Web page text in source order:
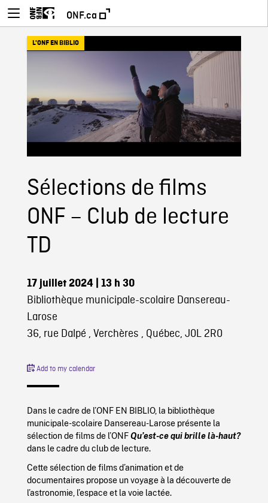
ONF.ca
L'ONF EN BIBLIO
Sélections de films
ONF – Club de lecture
TD
17 juillet 2024| 13 h 30
Bibliothèque municipale-scolaire Dansereau-
Larose
36, rue Dalpé , Verchères , Québec, J0L 2R0
Add to my calendar
Dans le cadre de l’ONF EN BIBLIO, la bibliothèque
municipale-scolaire Dansereau-Larose présente la
sélection de films de l’ONFQu’est-ce qui brille là-haut?
dans le cadre du club de lecture.
Cette sélection de films d’animation et de
documentaires propose un voyage à la découverte de
l’astronomie, l’espace et la voie lactée.